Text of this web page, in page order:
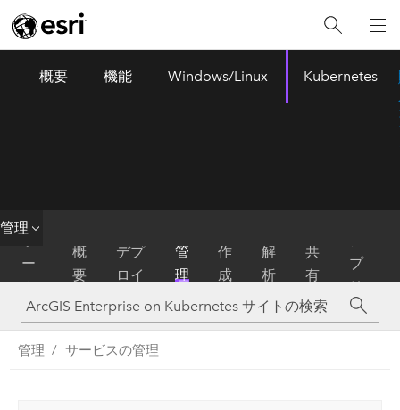
概要 機能 Windows/Linux Kubernetes
管理
ホ
ー
ム
概
要
デプ
ロイ
管
理
作
成
解
析
共
有
プ
リ
管理 サービスの管理